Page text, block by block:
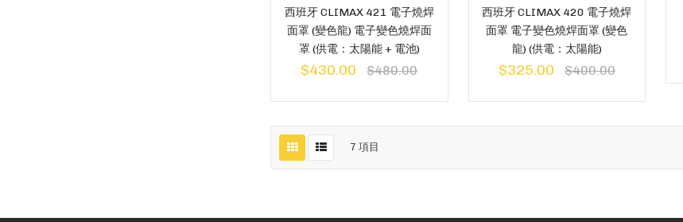
西班牙 CLIMAX 421 電子燒焊
面罩 (變色龍) 電子變色燒焊面
罩 (供電：太陽能 + 電池)
$430.00 $480.00
西班牙 CLIMAX 420 電子燒焊
面罩 電子變色燒焊面罩 (變色
龍) (供電：太陽能)
$325.00 $400.00
7 項目